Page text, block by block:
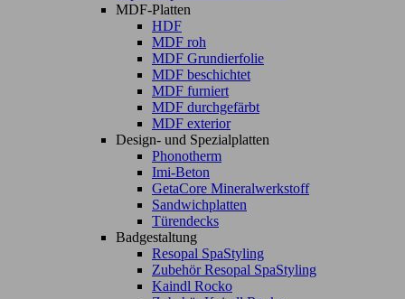
MDF-Platten
HDF
MDF roh
MDF Grundierfolie
MDF beschichtet
MDF furniert
MDF durchgefärbt
MDF exterior
Design- und Spezialplatten
Phonotherm
Imi-Beton
GetaCore Mineralwerkstoff
Sandwichplatten
Türendecks
Badgestaltung
Resopal SpaStyling
Zubehör Resopal SpaStyling
Kaindl Rocko